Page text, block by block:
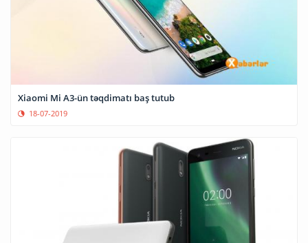
Xiaomi Mi A3-ün təqdimatı baş tutub
18-07-2019